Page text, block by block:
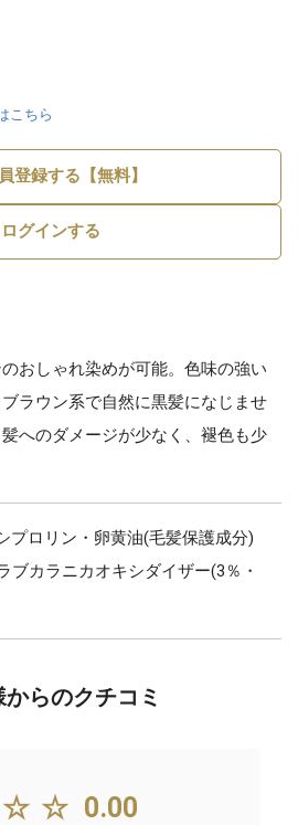
こちら
登録する【無料】
ログインする
おしゃれ染めが可能。色味の強い
ラウン系で自然に黒髪になじませ
へのダメージが少なく、褪色も少
プロリン・卵黄油(毛髪保護成分)
ブカラニカオキシダイザー(3％・
らのクチコミ
0.00